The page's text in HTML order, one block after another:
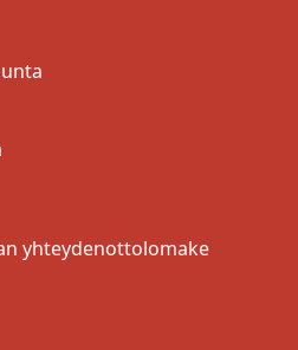
yhteydenottolomake